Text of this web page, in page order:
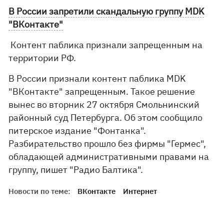
В России запретили скандальную группу MDK
"ВКонтакте"
Контент паблика признали запрещенным на
территории РФ.
В России признали контент паблика MDK
"ВКонтакте" запрещенным. Такое решение
вынес во вторник 27 октября Смольнинский
районный суд Петербурга. Об этом сообщило
питерское издание "Фонтанка".
Разбирательство прошло без фирмы "Гермес",
обладающей административными правами на
группу, пишет "Радио Балтика".
Новости по теме: ВКонтакте Интернет